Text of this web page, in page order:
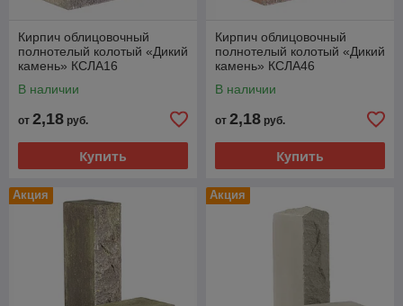
Кирпич облицовочный
полнотелый колотый «Дикий
камень» КСЛА16
В наличии
от 2,18 руб.
Купить
Кирпич облицовочный
полнотелый колотый «Дикий
камень» КСЛА46
В наличии
от 2,18 руб.
Купить
Акция Акция